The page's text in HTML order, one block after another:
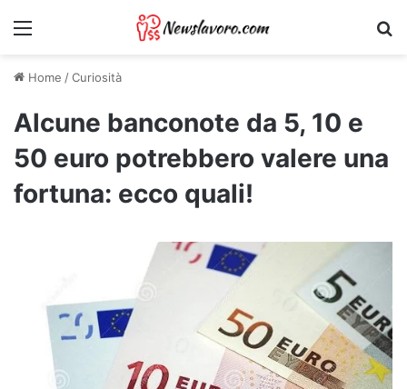
Menu
Home /Curiosità
Alcune banconote da 5, 10 e
50 euro potrebbero valere una
fortuna: ecco quali!